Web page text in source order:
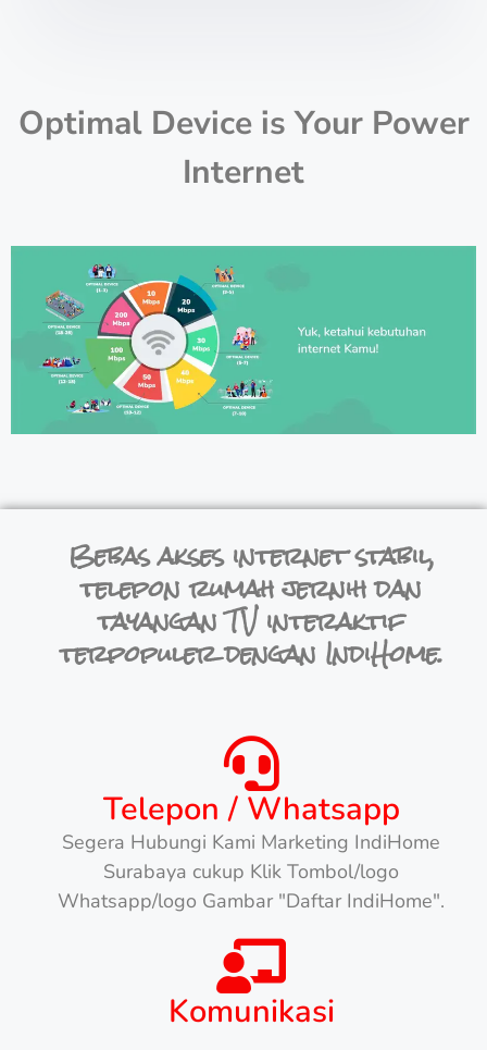
Optimal Device is Your Power
Internet
Bebas akses internet stabil,
telepon rumah jernih dan
tayangan TV interaktif
terpopuler dengan IndiHome.
Telepon / Whatsapp
Segera Hubungi Kami Marketing IndiHome
Surabaya cukup Klik Tombol/logo
Whatsapp/logo Gambar "Daftar IndiHome".
Komunikasi